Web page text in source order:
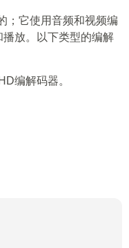
；它使用音频和视频编
放。以下类型的编解
编解码器。